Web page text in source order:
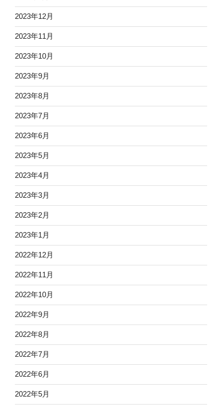
2023年12月
2023年11月
2023年10月
2023年9月
2023年8月
2023年7月
2023年6月
2023年5月
2023年4月
2023年3月
2023年2月
2023年1月
2022年12月
2022年11月
2022年10月
2022年9月
2022年8月
2022年7月
2022年6月
2022年5月